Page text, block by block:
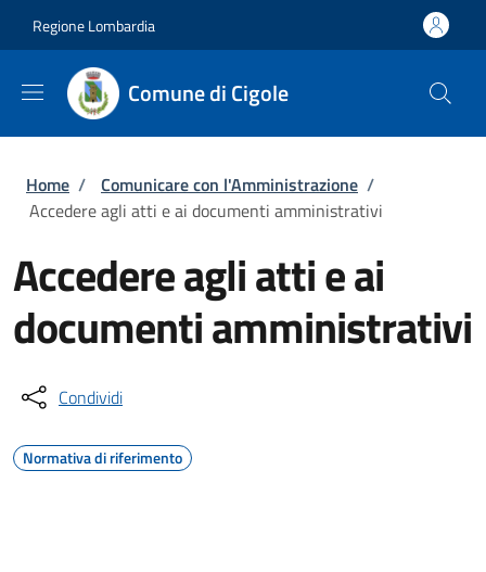
Regione Lombardia
Comune di Cigole
Briciole di pane
Home / Comunicare con l'Amministrazione /
Accedere agli atti e ai documenti amministrativi
Accedere agli atti e ai
documenti amministrativi
Condividi
Normativa di riferimento